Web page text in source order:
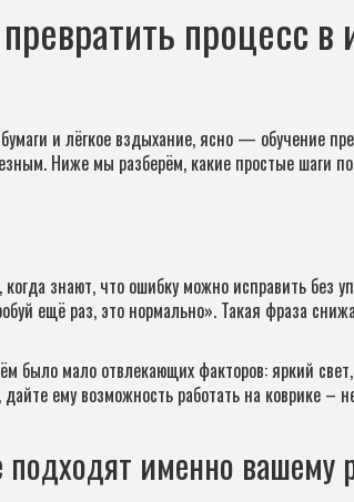
процесс в
и лёгкое вздыхание, ясно — обучение
Ниже мы разберём, какие простые шаги
знают, что ошибку можно исправить без
ещё раз, это нормально». Такая фраза
было мало отвлекающих факторов: яркий
ему возможность работать на коврике –
именно вашему